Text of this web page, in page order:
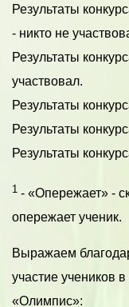
Результаты
- никто не
Результаты
участвовал.
Результаты
Результаты
Результаты
1 - «Опережает» -
опережает ученик.
Выражаем
участие учеников
«Олимпис»: